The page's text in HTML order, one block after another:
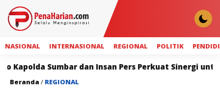
NASIONAL INTERNASIONAL REGIONAL POLITIK
Insan Pers Perkuat Sinergi untuk Keterbukaan
Beranda / REGIONAL